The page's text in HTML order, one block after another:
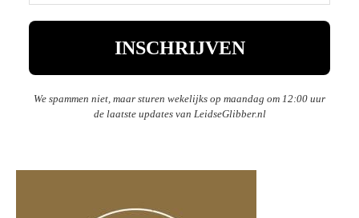
We spammen niet, maar sturen wekelijks op maandag om 12:00 uur
de laatste updates van LeidseGlibber.nl